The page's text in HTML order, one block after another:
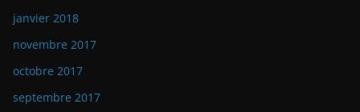
janvier 2018
novembre 2017
octobre 2017
septembre 2017